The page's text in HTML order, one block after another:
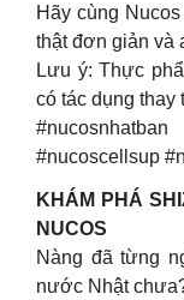
Hãy cùng
thật đơn giản và
Lưu ý: Thực
có tác dụng thay
#nucoscellsup
KHÁM PHÁ
NUCOS
Nàng đã từng
nước Nhật